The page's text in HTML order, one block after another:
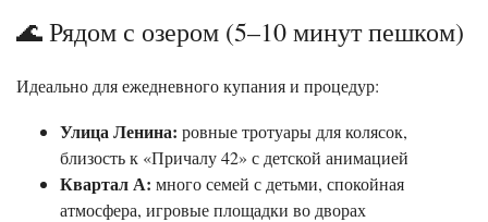
🌊 Рядом с озером (5–10 минут пешком)
Идеально для ежедневного купания и процедур:
Улица Ленина: ровные тротуары для колясок,
близость к «Причалу 42» с детской анимацией
Квартал А: много семей с детьми, спокойная
атмосфера, игровые площадки во дворах